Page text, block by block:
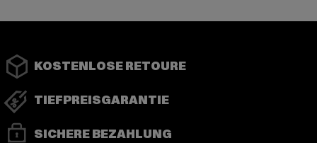
KOSTENLOSE RETOURE
TIEFPREISGARANTIE
SICHERE BEZAHLUNG